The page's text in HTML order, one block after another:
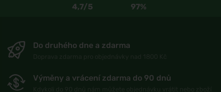
4,7/5 97%
Do druhého dne a zdarma
Výměny a vrácení zdarma do 90 dnů